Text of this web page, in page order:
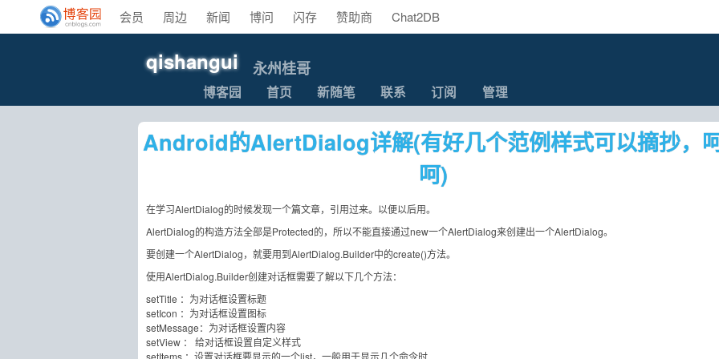
会员 周边 新闻 博问 闪存 赞助商 Chat2DB
qishangui 永州桂哥
博客园 首页 新随笔 联系 订阅 管理
Android的AlertDialog详解(有好几个范例样式可以摘抄，
呵)
在学习AlertDialog的时候发现一个篇文章，引用过来。以便以后用。
AlertDialog的构造方法全部是Protected的，所以不能直接通过new一个AlertDialog来创建出一个AlertDialog。
要创建一个AlertDialog，就要用到AlertDialog.Builder中的create()方法。
使用AlertDialog.Builder创建对话框需要了解以下几个方法：
setTitle ：为对话框设置标题
setIcon ：为对话框设置图标
setMessage：为对话框设置内容
setView ： 给对话框设置自定义样式
setItems ：设置对话框要显示的一个list，一般用于显示几个命令时